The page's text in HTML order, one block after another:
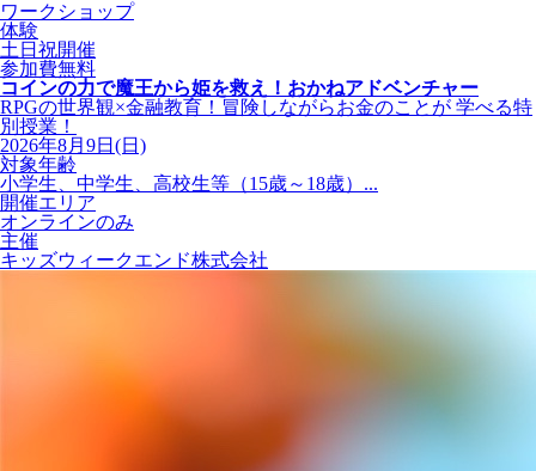
ワークショップ
体験
土日祝開催
参加費無料
コインの力で魔王から姫を救え！おかねアドベンチャー
RPGの世界観×金融教育！冒険しながらお金のことが 学べる特
別授業！
2026年8月9日(日)
対象年齢
小学生、中学生、高校生等（15歳～18歳）...
開催エリア
オンラインのみ
主催
キッズウィークエンド株式会社